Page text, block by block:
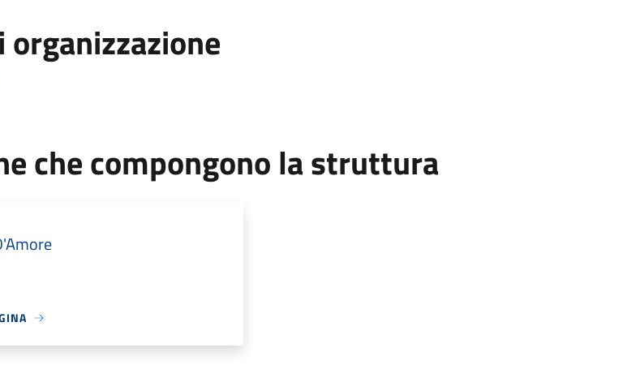
organizzazione
che compongono la struttura